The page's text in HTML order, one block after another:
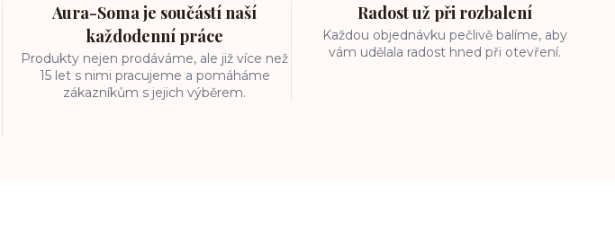
Aura-Soma je součástí naší
každodenní práce
Produkty nejen prodáváme, ale již více než
15 let s nimi pracujeme a pomáháme
zákazníkům s jejich výběrem.
Radost už při rozbalení
Každou objednávku pečlivě balíme, aby
vám udělala radost hned při otevření.